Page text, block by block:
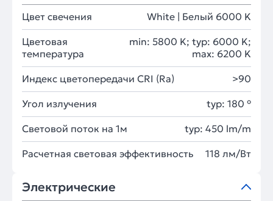
Цвет свечения White | Белый 6000 K
Цветовая
температура
min: 5800 K; typ: 6000 K;
max: 6200 K
Индекс цветопередачи CRI (Ra) >90
Угол излучения typ: 180 °
Световой поток на 1м typ: 450 lm/m
Расчетная световая эффективность 118 лм/Вт
Электрические